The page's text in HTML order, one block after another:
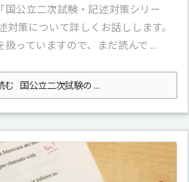
国公立二次試験・記述対策シリー
対策について詳しくお話しします。
っていますので、まだ読んで ...
む 国公立二次試験の ...